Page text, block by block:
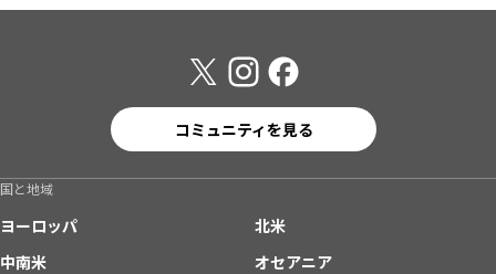
コミュニティを見る
国と地域
ヨーロッパ
北米
中南米
オセアニア